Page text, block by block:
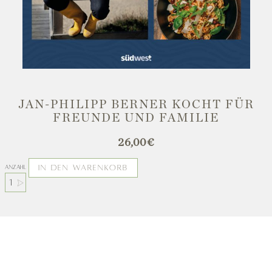
JAN-PHILIPP BERNER KOCHT FÜR
FREUNDE UND FAMILIE
26,00€
Anzahl IN DEN WARENKORB